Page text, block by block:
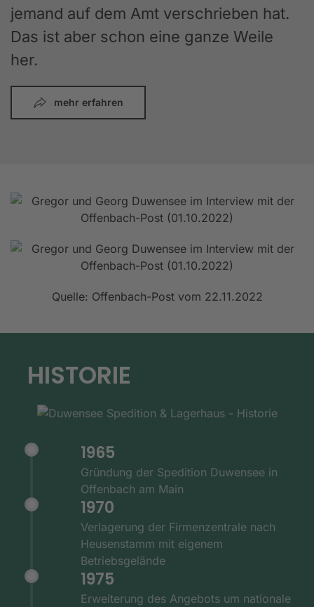
jemand auf dem Amt verschrieben hat.
Das ist aber schon eine ganze Weile
her.
mehr erfahren
Quelle: Offenbach-Post vom 22.11.2022
HISTORIE
1965
Gründung der Spedition Duwensee in
Offenbach am Main
1970
Verlagerung der Firmenzentrale nach
Heusenstamm mit eigenem
Betriebsgelände
1975
Erweiterung des Angebots um nationale